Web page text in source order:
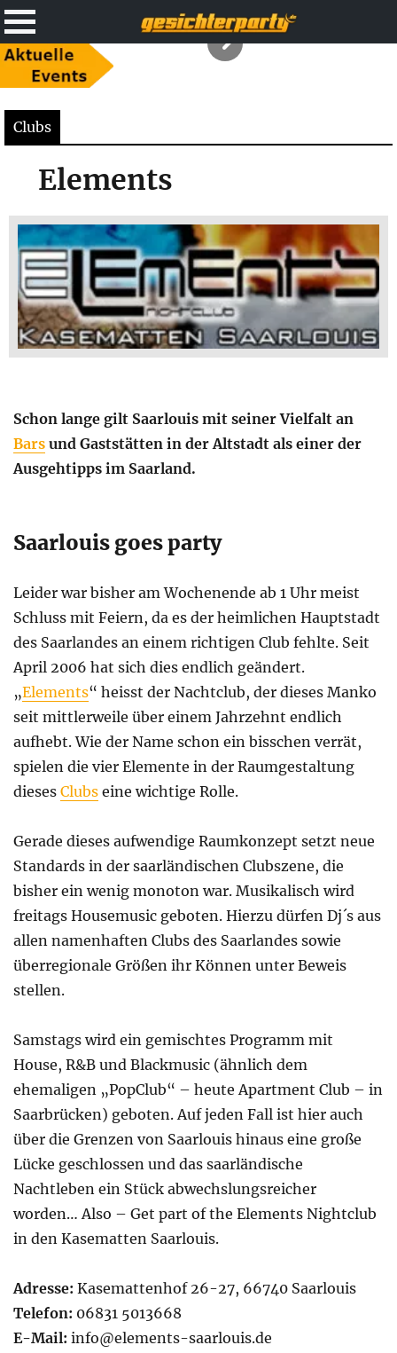
Clubs
Elements
Schon lange gilt Saarlouis mit seiner Vielfalt an
Bars und Gaststätten in der Altstadt als einer der
Ausgehtipps im Saarland.
Saarlouis goes party
Leider war bisher am Wochenende ab 1 Uhr meist
Schluss mit Feiern, da es der heimlichen Hauptstadt
des Saarlandes an einem richtigen Club fehlte. Seit
April 2006 hat sich dies endlich geändert.
„Elements“ heisst der Nachtclub, der dieses Manko
seit mittlerweile über einem Jahrzehnt endlich
aufhebt. Wie der Name schon ein bisschen verrät,
spielen die vier Elemente in der Raumgestaltung
dieses Clubs eine wichtige Rolle.
Gerade dieses aufwendige Raumkonzept setzt neue
Standards in der saarländischen Clubszene, die
bisher ein wenig monoton war. Musikalisch wird
freitags Housemusic geboten. Hierzu dürfen Dj´s aus
allen namenhaften Clubs des Saarlandes sowie
überregionale Größen ihr Können unter Beweis
stellen.
Samstags wird ein gemischtes Programm mit
House, R&B und Blackmusic (ähnlich dem
ehemaligen „PopClub“ – heute Apartment Club – in
Saarbrücken) geboten. Auf jeden Fall ist hier auch
über die Grenzen von Saarlouis hinaus eine große
Lücke geschlossen und das saarländische
Nachtleben ein Stück abwechslungsreicher
worden… Also – Get part of the Elements Nightclub
in den Kasematten Saarlouis.
Adresse: Kasemattenhof 26-27, 66740 Saarlouis
Telefon: 06831 5013668
E-Mail: info@elements-saarlouis.de